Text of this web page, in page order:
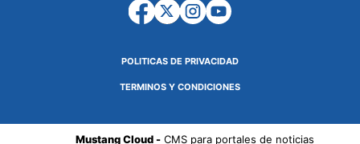
POLITICAS DE PRIVACIDAD
TERMINOS Y CONDICIONES
Mustang Cloud -CMS para portales de noticias